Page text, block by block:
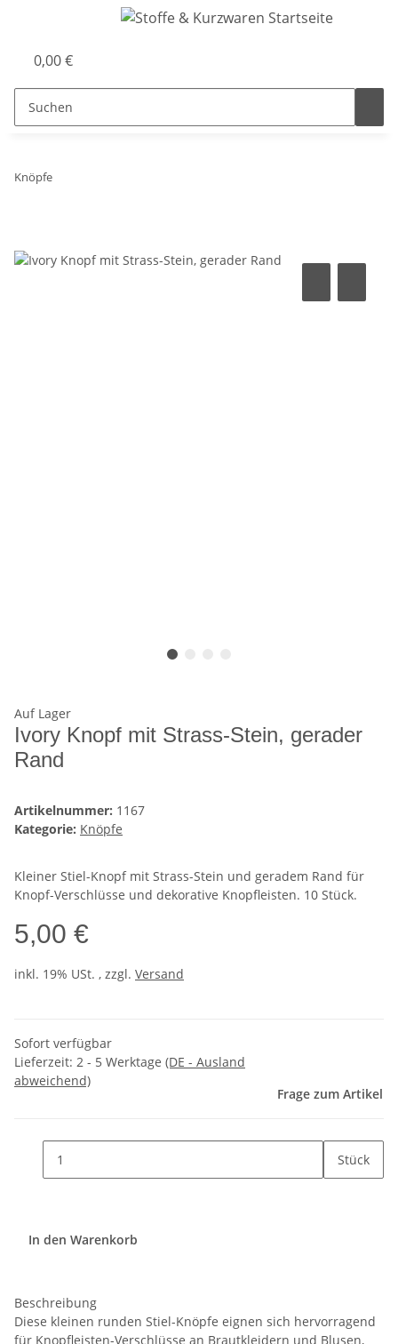
0,00 €
Knöpfe
Auf Lager
Ivory Knopf mit Strass-Stein, gerader
Rand
Artikelnummer: 1167
Kategorie: Knöpfe
Kleiner Stiel-Knopf mit Strass-Stein und geradem Rand für
Knopf-Verschlüsse und dekorative Knopfleisten. 10 Stück.
5,00 €
inkl. 19% USt. , zzgl. Versand
Sofort verfügbar
Lieferzeit: 2 - 5 Werktage (DE - Ausland
abweichend)
Frage zum Artikel
Stück
In den Warenkorb
Beschreibung
Diese kleinen runden Stiel-Knöpfe eignen sich hervorragend
für Knopfleisten-Verschlüsse an Brautkleidern und Blusen,